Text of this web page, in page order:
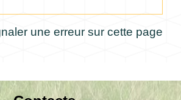
une erreur sur cette page